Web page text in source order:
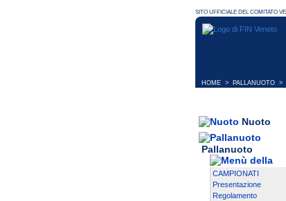
HOME > PALLANUOTO >
Nuoto
Pallanuoto
CAMPIONATI
Presentazione
Regolamento